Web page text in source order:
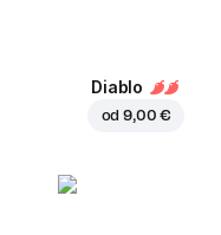
Diablo
od9,00 €